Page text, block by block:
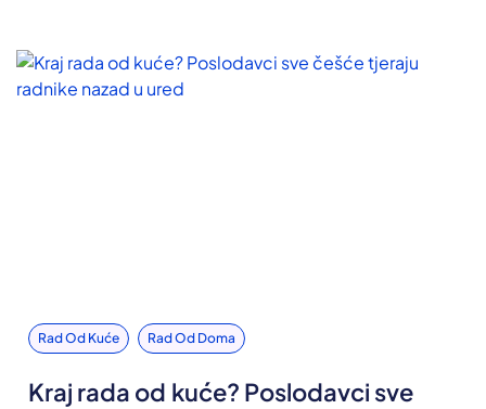
Rad Od Kuće Rad Od Doma
Kraj rada od kuće? Poslodavci sve